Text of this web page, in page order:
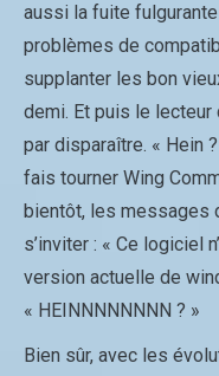
aussi la fuite
problèmes de
supplanter les bon
demi. Et puis le
par disparaître. « Hein
fais tourner Wing
bientôt, les messages
s’inviter : « Ce logiciel
version actuelle de
« HEINNNNNNNN ? »
Bien sûr, avec les